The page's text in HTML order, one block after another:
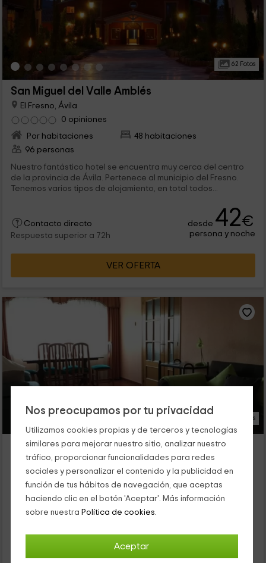
Nos preocupamos por tu privacidad
Utilizamos cookies propias y de terceros y tecnologías
similares para mejorar nuestro sitio, analizar nuestro
tráfico, proporcionar funcionalidades para redes
sociales y personalizar el contenido y la publicidad en
función de tus hábitos de navegación, que aceptas
haciendo clic en el botón 'Aceptar'. Más información
sobre nuestra Política de cookies.
Aceptar
62 Fotos
San Miguel del Valle Amblés
El Fresno, Ávila
0 opiniones
Por habitaciones
48 habitaciones
96 personas
Nuestro fantástico hotel se encuentra muy cerca del centro
de la provincia de Ávila. Pertenece al municipio del Fresno.
Tenemos varios tipos de alojamiento, en total todos...
Contacto directo
Respuesta superior a 72h
desde 42€
persona y noche
VER OFERTA
17 Fotos
La Casa del Fresno
El Fresno, Ávila
0 opiniones
Alquiler íntegro
3 habitaciones
5 personas
2 baños
máximo, y de sus buenas vistas. Se trata de una casa...